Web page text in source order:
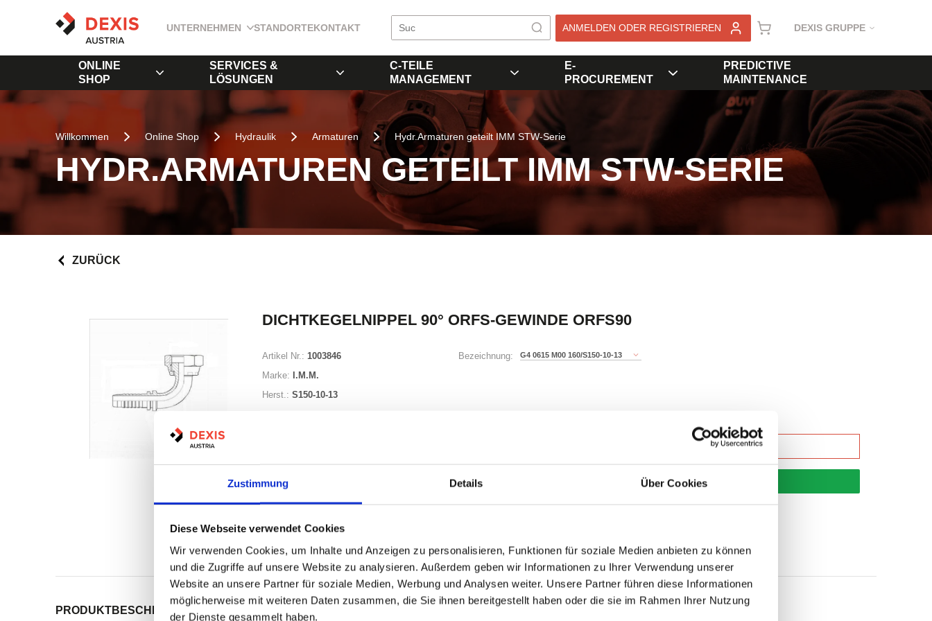
Zustimmung Details Über Cookies
Diese Webseite verwendet Cookies
Wir verwenden Cookies, um Inhalte und Anzeigen zu personalisieren, Funktionen für soziale Medien anbieten zu können
und die Zugriffe auf unsere Website zu analysieren. Außerdem geben wir Informationen zu Ihrer Verwendung unserer
Website an unsere Partner für soziale Medien, Werbung und Analysen weiter. Unsere Partner führen diese Informationen
möglicherweise mit weiteren Daten zusammen, die Sie ihnen bereitgestellt haben oder die sie im Rahmen Ihrer Nutzung
der Dienste gesammelt haben.
UNTERNEHMEN STANDORTEKONTAKT ANMELDEN ODER REGISTRIEREN DEXIS GRUPPE
ONLINE
SHOP
SERVICES &
LÖSUNGEN
C-TEILE
MANAGEMENT
E-
PROCUREMENT
PREDICTIVE
MAINTENANCE
Willkommen Online Shop Hydraulik Armaturen Hydr.Armaturen geteilt IMM STW-Serie
HYDR.ARMATUREN GETEILT IMM STW-SERIE
ZURÜCK
DICHTKEGELNIPPEL 90° ORFS-GEWINDE ORFS90
Artikel Nr.: 1003846
Marke: I.M.M.
Herst.: S150-10-13
Bezeichnung: G4 0615 M00 160/S150-10-13
Print
PRODUKTBESCHREIBUNG ALLE SPEZIFIKATIONEN